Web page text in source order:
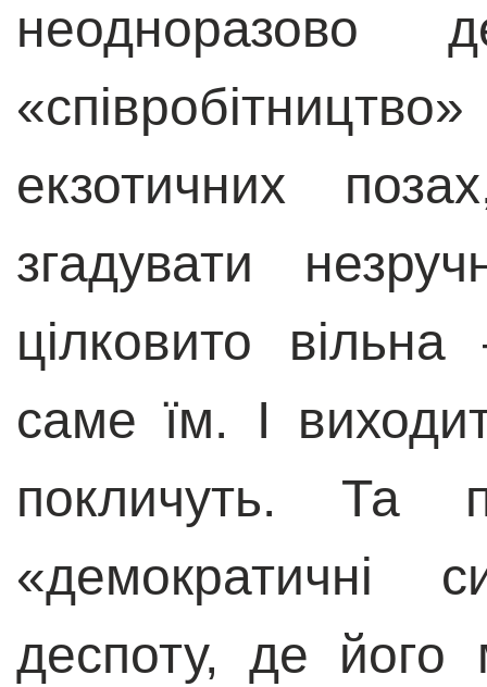
неодноразово
екзотичних
згадувати
цілковито
саме їм. І
покличуть. Та
«демократичні
деспоту, де його